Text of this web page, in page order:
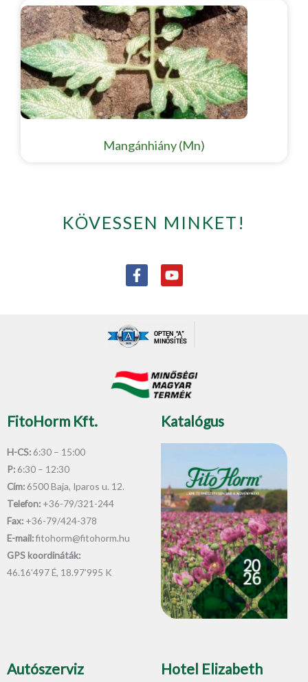
Mangánhiány (Mn)
KÖVESSEN MINKET!
F
a
b
o
-
f
Y
o
u
b
FitoHorm Kft.
H-CS: 6:30 – 15:00
P: 6:30 – 12:30
Cím: 6500 Baja, Iparos u. 12.
Telefon: +36-79/321-244
Fax: +36-79/424-378
E-mail:fitohorm@fitohorm.hu
GPS koordináták:
46.16’497 É, 18.97’995 K
Katalógus
Autószerviz Hotel Elizabeth